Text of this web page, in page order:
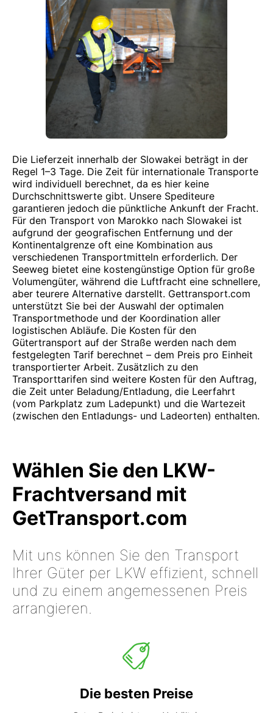
Die Lieferzeit innerhalb der Slowakei beträgt in der
Regel 1–3 Tage. Die Zeit für internationale Transporte
wird individuell berechnet, da es hier keine
Durchschnittswerte gibt. Unsere Spediteure
garantieren jedoch die pünktliche Ankunft der Fracht.
Für den Transport von Marokko nach Slowakei ist
aufgrund der geografischen Entfernung und der
Kontinentalgrenze oft eine Kombination aus
verschiedenen Transportmitteln erforderlich. Der
Seeweg bietet eine kostengünstige Option für große
Volumengüter, während die Luftfracht eine schnellere,
aber teurere Alternative darstellt. Gettransport.com
unterstützt Sie bei der Auswahl der optimalen
Transportmethode und der Koordination aller
logistischen Abläufe. Die Kosten für den
Gütertransport auf der Straße werden nach dem
festgelegten Tarif berechnet – dem Preis pro Einheit
transportierter Arbeit. Zusätzlich zu den
Transporttarifen sind weitere Kosten für den Auftrag,
die Zeit unter Beladung/Entladung, die Leerfahrt
(vom Parkplatz zum Ladepunkt) und die Wartezeit
(zwischen den Entladungs- und Ladeorten) enthalten.
Wählen Sie den LKW-
Frachtversand mit
GetTransport.com
Mit uns können Sie den Transport
Ihrer Güter per LKW effizient, schnell
und zu einem angemessenen Preis
arrangieren.
Die besten Preise